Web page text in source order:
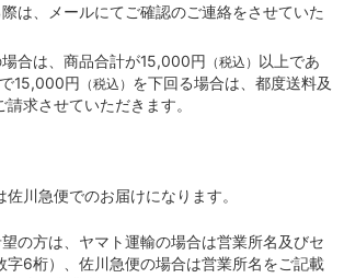
は、メールにてご確認のご連絡をさせていた
合は、商品合計が15,000円 （税込） 以上であ
15,000円 （税込） を下回る場合は、都度送料及
求させていただきます。
川急便でのお届けになります。
の方は、ヤマト運輸の場合は営業所名及びセ
字6桁）、佐川急便の場合は営業所名をご記載